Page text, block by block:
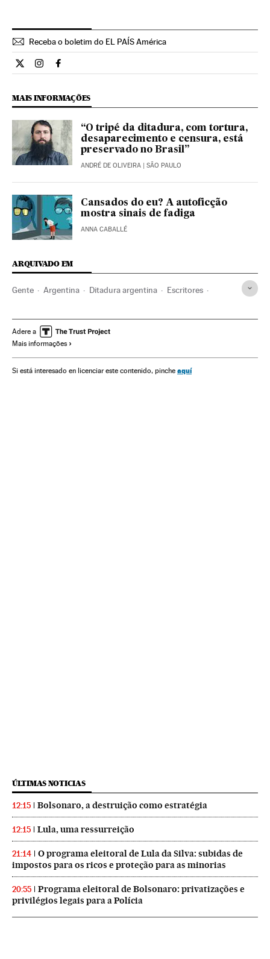
Receba o boletim do EL PAÍS América
Cultura El País Brasil en Twitter
Cultura El País Brasil en Instagram
Cultura El País Brasil en Facebook
MAIS INFORMAÇÕES
“O tripé da ditadura, com tortura,
desaparecimento e censura, está
preservado no Brasil”
ANDRÉ DE OLIVEIRA | SÃO PAULO
Cansados do eu? A autoficção
mostra sinais de fadiga
ANNA CABALLÉ
ARQUIVADO EM
Gente Argentina Ditadura argentina Escritores
América Latina História contemporânea
História
Adere a
Mais informações
Si está interesado en licenciar este contenido, pinche aquí
ÚLTIMAS NOTICIAS
12:15 Bolsonaro, a destruição como estratégia
12:15 Lula, uma ressurreição
21:14
O programa eleitoral de Lula da Silva: subidas de
impostos para os ricos e proteção para as minorias
20:55
Programa eleitoral de Bolsonaro: privatizações e
privilégios legais para a Polícia